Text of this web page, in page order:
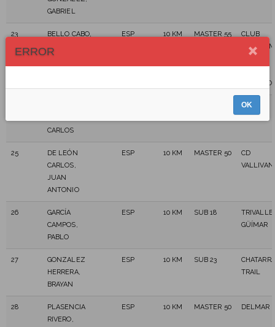
GABRIEL
23
BELLO CABO,
JOSÉ
ESP 10 KM MASTER 55
CLUB
CARLOS
25
DE LEÓN
CARLOS,
JUAN
ANTONIO
ESP 10 KM MASTER 50
CD
26
GARCÍA
CAMPOS,
PABLO
ESP 10 KM SUB 18
TRIVALLE
GÜÍMAR
27
GONZALEZ
HERRERA,
BRAYAN
ESP 10 KM SUB 23
TRAIL
28
PLASENCIA
RIVERO,
ESP 10 KM MASTER 50 DELMAR
ERROR
OK